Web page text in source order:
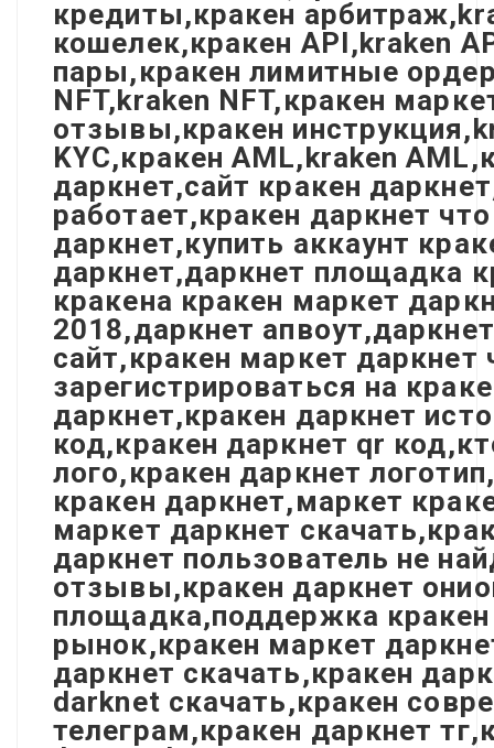
кредиты,кракен
кошелек,кракен API,kraken
пары,кракен лимитные
NFT,kraken NFT,кракен
отзывы,кракен
KYC,кракен AML,kraken
даркнет,сайт кракен
работает,кракен даркнет
даркнет,купить аккаунт
даркнет,даркнет площадка
кракена кракен маркет
2018,даркнет
сайт,кракен маркет даркнет
зарегистрироваться на
даркнет,кракен даркнет
код,кракен даркнет qr
лого,кракен даркнет
кракен даркнет,маркет
маркет даркнет
даркнет пользователь не
отзывы,кракен даркнет
площадка,поддержка кракен
рынок,кракен маркет
даркнет скачать,кракен
darknet скачать,кракен
телеграм,кракен даркнет